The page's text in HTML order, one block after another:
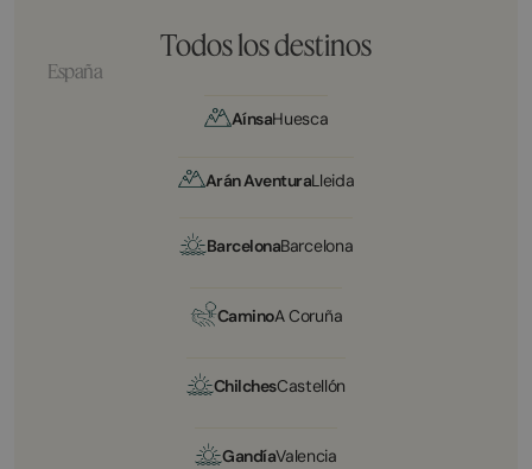
Todos los destinos
España
AínsaHuesca
Arán AventuraLleida
BarcelonaBarcelona
CaminoA Coruña
ChilchesCastellón
GandíaValencia